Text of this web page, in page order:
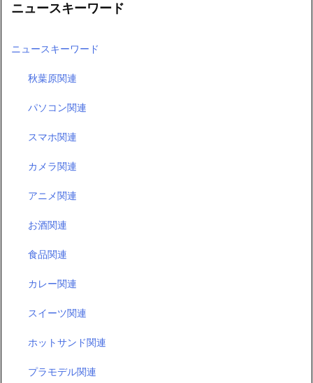
ニュースキーワード
ニュースキーワード
秋葉原関連
パソコン関連
スマホ関連
カメラ関連
アニメ関連
お酒関連
食品関連
カレー関連
スイーツ関連
ホットサンド関連
プラモデル関連